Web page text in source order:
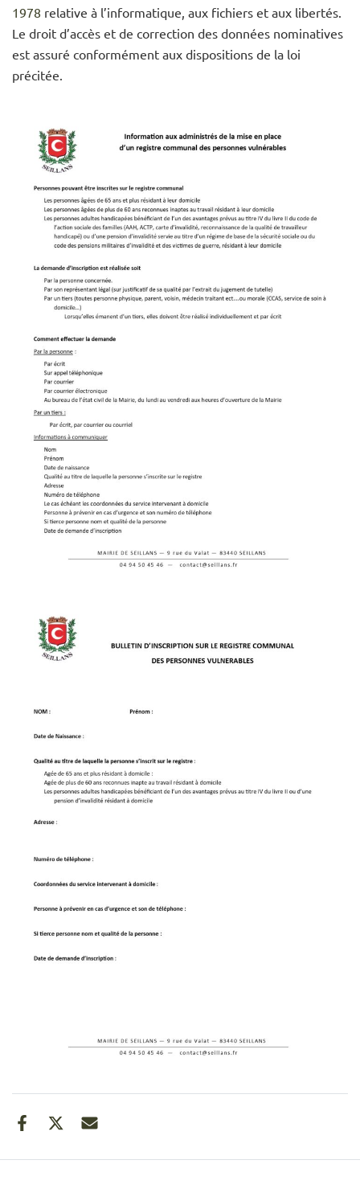
1978 relative à l’informatique, aux fichiers et aux libertés.
Le droit d’accès et de correction des données nominatives
est assuré conformément aux dispositions de la loi
précitée.